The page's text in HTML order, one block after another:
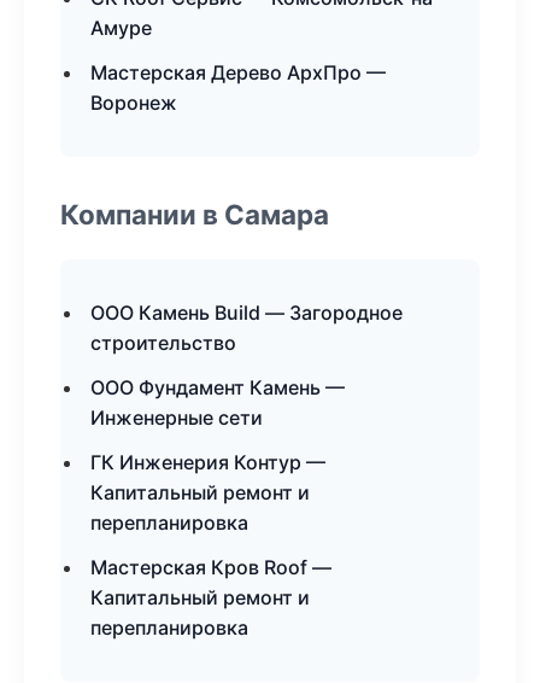
Амуре
Мастерская Дерево АрхПро —
Воронеж
Компании в Самара
ООО Камень Build — Загородное
строительство
ООО Фундамент Камень —
Инженерные сети
ГК Инженерия Контур —
Капитальный ремонт и
перепланировка
Мастерская Кров Roof —
Капитальный ремонт и
перепланировка